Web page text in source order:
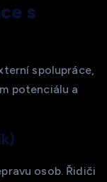
s
spolupráce,
potenciálu a
osob. Řidiči